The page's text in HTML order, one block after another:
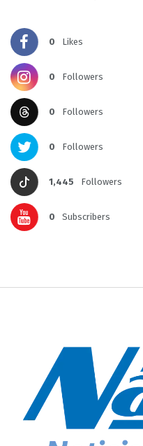
0 Likes
0 Followers
0 Followers
0 Followers
1,445 Followers
0 Subscribers